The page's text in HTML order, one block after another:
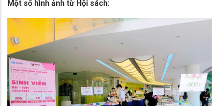
Một số hình ảnh từ Hội sách: